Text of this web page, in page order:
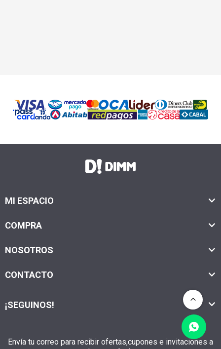
MI ESPACIO
COMPRA
NOSOTROS
CONTACTO
Envía tu correo para recibir ofertas,cupones e invitaciones a
¡SEGUINOS!